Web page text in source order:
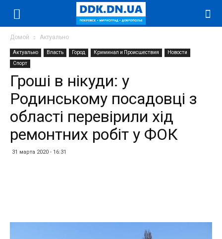
Домой Актуально
Актуально Власть Город Криминал и Происшествия
Новости
Спорт
Гроші в нікуди: у
Родинському посадовці з
області перевірили хід
ремонтних робіт у ФОК
31 марта 2020 - 16:31